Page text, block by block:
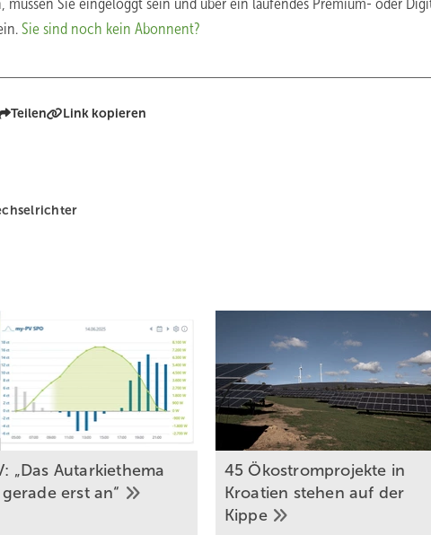
müssen Sie eingeloggt sein und über ein laufendes Premium- oder
Sie sind noch kein Abonnent?
Teilen Link kopieren
„Das Autarkiethema
erstan“
45 Ökostromprojekte in
Kroatien stehen auf der
Kippe